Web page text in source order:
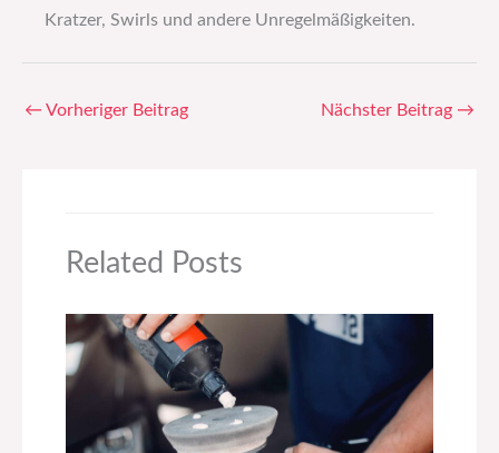
Kratzer, Swirls und andere Unregelmäßigkeiten.
← Vorheriger Beitrag Nächster Beitrag →
Related Posts